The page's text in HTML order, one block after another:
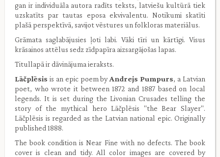
gan ir individuāla autora radīts teksts, latviešu kultūrā tiek
uzskatīts par tautas eposa ekvivalentu. Notikumi skatīti
plašā perspektīvā, savijot vēstures un folkloras materiālus.
Grāmata saglabājusies ļoti labi. Vāki tīri un kārtīgi. Visus
krāsainos attēlus sedz zīdpapīra aizsargājošas lapas.
Titullapā ir dāvinājuma ieraksts.
Lāčplēsis is an epic poem byAndrejs Pumpurs, a Latvian
poet, who wrote it between 1872 and 1887 based on local
legends. It is set during the Livonian Crusades telling the
story of the mythical hero Lāčplēsis "the Bear Slayer".
Lāčplēsis is regarded as the Latvian national epic. Originally
published 1888.
The book condition is Near Fine with no defects. The book
cover is clean and tidy. All color images are covered by